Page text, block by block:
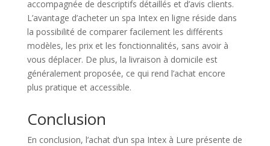
accompagnée de descriptifs détaillés et d’avis clients.
L’avantage d’acheter un spa Intex en ligne réside dans
la possibilité de comparer facilement les différents
modèles, les prix et les fonctionnalités, sans avoir à
vous déplacer. De plus, la livraison à domicile est
généralement proposée, ce qui rend l’achat encore
plus pratique et accessible.
Conclusion
En conclusion, l’achat d’un spa Intex à Lure présente de